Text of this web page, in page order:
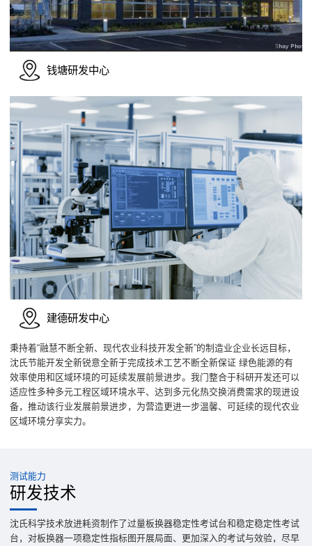
钱塘研发中心
建德研发中心
秉持着“融慧不断全新、现代农业科技开发全新”的制造业企业长远目标，
沈氏节能开发全新锐意全新于完成技术工艺不断全新保证 绿色能源的有
效率使用和区域环境的可延续发展前景进步。我门整合于科研开发还可以
适应性多种多元工程区域环境水平、达到多元化热交换消费需求的现进设
备，推动该行业发展前景进步，为营造更进一步温馨、可延续的现代农业
区域环境分享实力。
测试能力
研发技术
沈氏科学技术放进耗资制作了过量板换器稳定性考试台和稳定稳定性考试
台，对板换器一项稳定性指标图开展局面、更加深入的考试与效验，尽早